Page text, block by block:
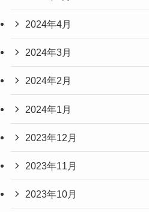
2024年4月
2024年3月
2024年2月
2024年1月
2023年12月
2023年11月
2023年10月